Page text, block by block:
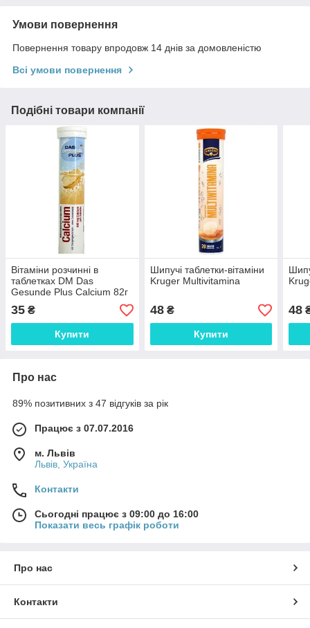
Умови повернення
Повернення товару впродовж 14 днів за домовленістю
Всі умови повернення
Подібні товари компанії
Вітаміни розчинні в
таблетках DM Das
Gesunde Plus Calcium 82г
35 ₴
Купити
Шипучі таблетки-вітаміни
Kruger Multivitamina
48₴
Купити
48
Про нас
89% позитивних з 47 відгуків за рік
Працює з 07.07.2016
м. Львів
Львів, Україна
Контакти
Сьогодні працює з 09:00 до 16:00
Показати весь графік роботи
Про нас
Контакти